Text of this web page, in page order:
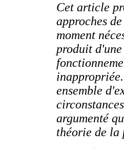
Cet article
approches
moment
produit
ensemble
argumenté
théorie de la